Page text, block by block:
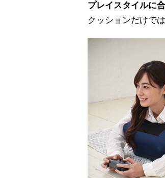
プレイスタイルに
クッションだけで